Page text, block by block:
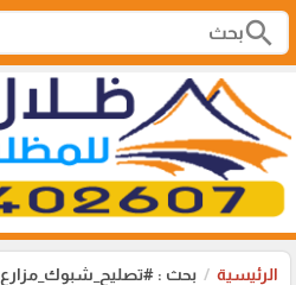
search
الرئيسية بحث : #تصليح_شبوك_مزارع